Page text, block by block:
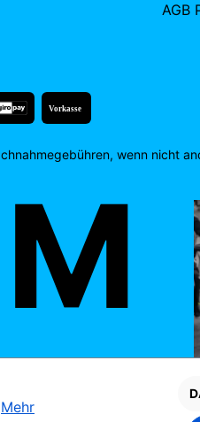
AGB
Vorkasse
wenn nicht
Mehr